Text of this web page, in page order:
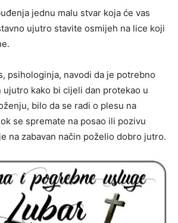
jednu malu stvar koja će vas
ujutro stavite osmijeh na lice koji
psihologinja, navodi da je potrebno
kako bi cijeli dan protekao u
bilo da se radi o plesu na
se spremate na posao ili pozivu
na zabavan način poželio dobro jutro.